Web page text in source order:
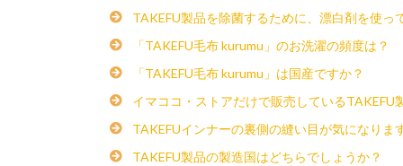
TAKEFU製品を除菌するために、漂白剤を使っ
「TAKEFU毛布 kurumu」のお洗濯の頻度は？
「TAKEFU毛布 kurumu」は国産ですか？
イマココ・ストアだけで販売しているTAKEFU
TAKEFUインナーの裏側の縫い目が気になりま
TAKEFU製品の製造国はどちらでしょうか？